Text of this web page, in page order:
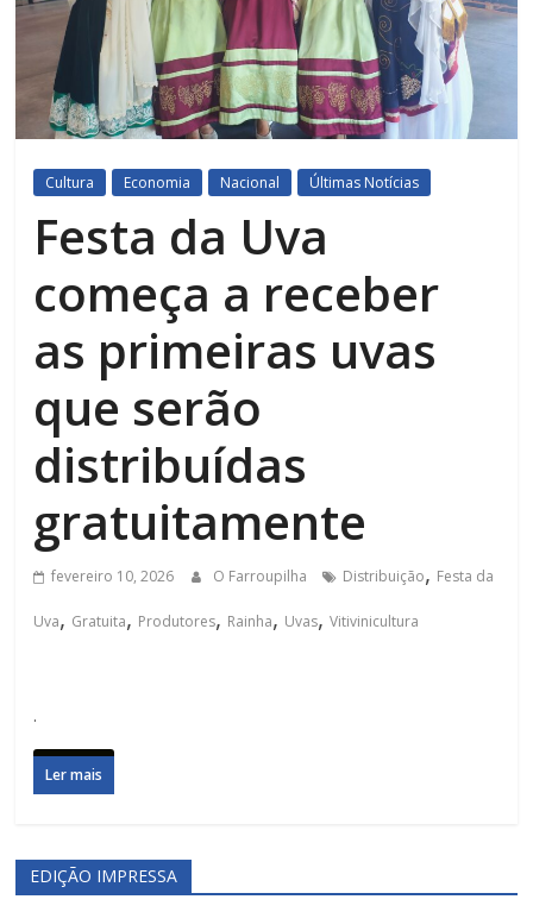
Cultura Economia Nacional Últimas Notícias
Festa da Uva
começa a receber
as primeiras uvas
que serão
distribuídas
gratuitamente
fevereiro 10, 2026 O Farroupilha Distribuição, Festa da
Uva, Gratuita, Produtores, Rainha, Uvas,Vitivinicultura
.
Ler mais
EDIÇÃO IMPRESSA